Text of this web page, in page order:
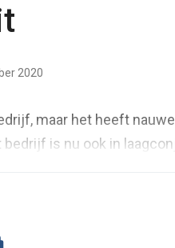
2020
maar het heeft
bedrijf is nu ook in